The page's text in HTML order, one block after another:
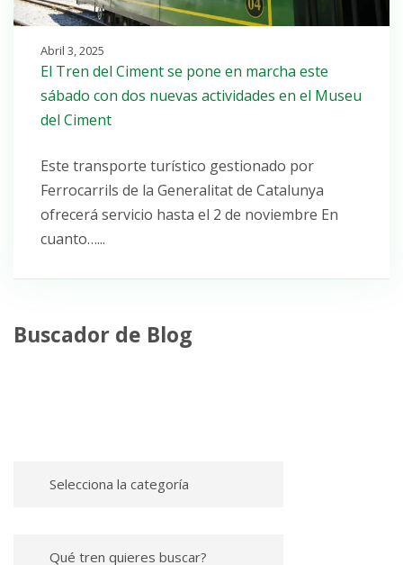
Abril 3, 2025
El Tren del Ciment se pone en marcha este
sábado con dos nuevas actividades en el Museu
del Ciment
Este transporte turístico gestionado por
Ferrocarrils de la Generalitat de Catalunya
ofrecerá servicio hasta el 2 de noviembre En
cuanto…...
Buscador de Blog